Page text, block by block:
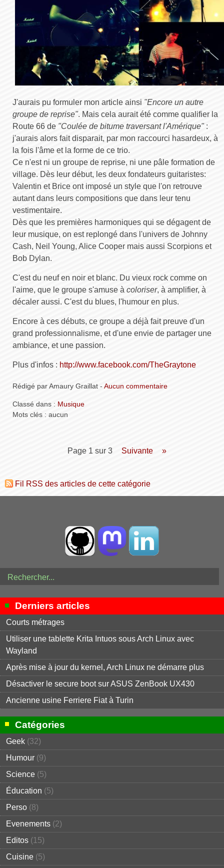
J'aurais pu formuler mon article ainsi "Encore un autre
groupe de reprise". Mais cela aurait été comme qualifier la
Route 66 de "Coulée de bitume traversant l'Amérique":
j'aurais alors fait disparait, par mon raccourci hasardeux, à
la fois l'âme et la forme de ce trio.
Ce n'est ni un groupe de reprise, ni une pâle formation de
village. Dès leur début, les deux fondateurs guitaristes:
Valentin et Brice ont imposé un style que l'on retrouve
autant dans leurs compositions que dans leur tenu
vestimentaire.
Dès que les premières harmoniques qui se dégagent de
leur musique, on est replongé dans l'univers de Johnny
Cash, Neil Young, Alice Cooper mais aussi Scorpions et
Bob Dylan.
C'est du neuf en noir et blanc. Du vieux rock comme on
l'aime, que le groupe s'amuse à coloriser, à amplifier, à
décaler aussi. C'est du blues, l'humour en plus.
Encore à ces débuts, ce groupe a déjà fait preuve d'un
grand professionnalisme, et d'une envie de partager une
ambiance, et une passion.
Plus d'infos : http://www.facebook.com/TheGraytone
Rédigé par Amaury Graillat - Aucun commentaire
Classé dans : Musique
Mots clés : aucun
page 1 sur 3 suivante »
Fil RSS des articles de cette catégorie
Derniers articles
Courts métrages
Utiliser une tablette Krita Intuos sous Arch Linux avec
Wayland
Après mise à jour du kernel, Arch Linux ne démarre plus
Désactiver le secure boot sur ASUS ZenBook UX430
Ancienne usine Ferriere Fiat à Turin
Catégories
Geek (32)
Humour (9)
Science (5)
Éducation (5)
Perso (8)
Evenements (2)
Editos (15)
Cuisine (5)